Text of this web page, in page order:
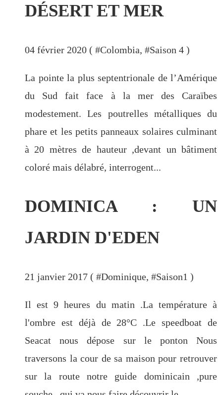
DÉSERT ET MER
04 février 2020 ( #Colombia, #Saison 4 )
La pointe la plus septentrionale de l’Amérique
du Sud fait face à la mer des Caraïbes
modestement. Les poutrelles métalliques du
phare et les petits panneaux solaires culminant
à 20 mètres de hauteur ,devant un bâtiment
coloré mais délabré, interrogent...
DOMINICA : UN
JARDIN D'EDEN
21 janvier 2017 ( #Dominique, #Saison1 )
Il est 9 heures du matin .La température à
l'ombre est déjà de 28°C .Le speedboat de
Seacat nous dépose sur le ponton Nous
traversons la cour de sa maison pour retrouver
sur la route notre guide dominicain ,pure